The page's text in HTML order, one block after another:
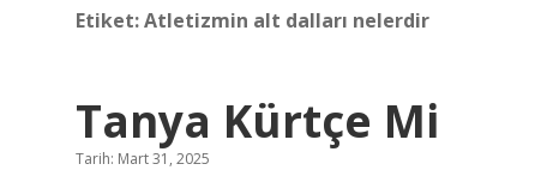
Etiket:Atletizmin alt dalları nelerdir
Tanya Kürtçe Mi
Tarih: Mart 31, 2025